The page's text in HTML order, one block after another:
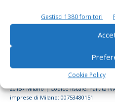
Gestisci 1380 fornitori
Cookie Policy
© Tecniche Nuove Spa. Tutti i diritti
20157 Milano | Codice fiscale, Partita
imprese di Milano: 00753480151